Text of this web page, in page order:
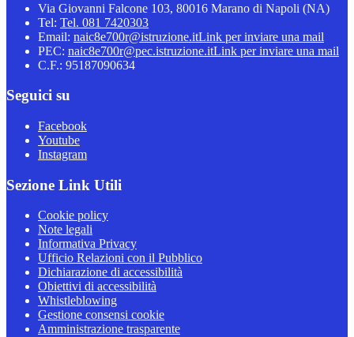
Via Giovanni Falcone 103, 80016 Marano di Napoli (NA)
Tel: Tel. 081 7420303
Email: naic8e700r@istruzione.itLink per inviare una mail
PEC: naic8e700r@pec.istruzione.itLink per inviare una mail
C.F.: 95187090634
Seguici su
Facebook
Youtube
Instagram
Sezione Link Utili
Cookie policy
Note legali
Informativa Privacy
Ufficio Relazioni con il Pubblico
Dichiarazione di accessibilità
Obiettivi di accessibilità
Whistleblowing
Gestione consensi cookie
Amministrazione trasparente